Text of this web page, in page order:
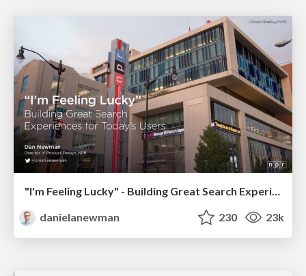
danielanewman
230 23k